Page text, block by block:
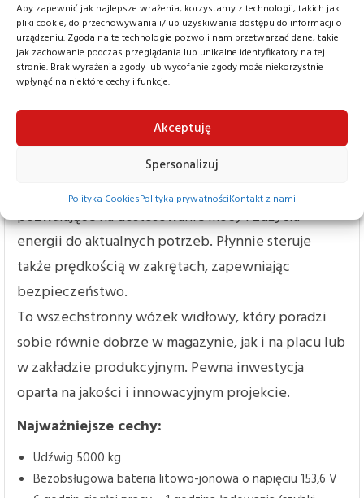
Aby zapewnić jak najlepsze wrażenia, korzystamy z technologii, takich jak
pliki cookie, do przechowywania i/lub uzyskiwania dostępu do informacji o
urządzeniu. Zgoda na te technologie pozwoli nam przetwarzać dane, takie
jak zachowanie podczas przeglądania lub unikalne identyfikatory na tej
stronie. Brak wyrażenia zgody lub wycofanie zgody może niekorzystnie
wpłynąć na niektóre cechy i funkcje.
Akceptuję
Spersonalizuj
Polityka CookiesPolityka prywatnościKontakt z nami
Bardzo wygodna obsługa
To zasługa komfortowego fotela i ergonomicznego
układu sterowania, ale także szeregu bardzo
praktycznych rozwiązań. Przykład? Specjalny zawór
na maszcie zapobiega przypadkowemu zahaczeniu
widłami o podłoże. Komputer pokładowy informuje
o wszystkich parametrach związanych z pracą i
konserwacją widlaka, zapewnia też trzy tryby pracy
pozwalające na dostosowanie mocy i zużycia
energii do aktualnych potrzeb. Płynnie steruje
także prędkością w zakrętach, zapewniając
bezpieczeństwo.
To wszechstronny wózek widłowy, który poradzi
sobie równie dobrze w magazynie, jak i na placu lub
w zakładzie produkcyjnym. Pewna inwestycja
oparta na jakości i innowacyjnym projekcie.
Najważniejsze cechy:
Udźwig 5000 kg
Bezobsługowa bateria litowo-jonowa o napięciu 153,6 V